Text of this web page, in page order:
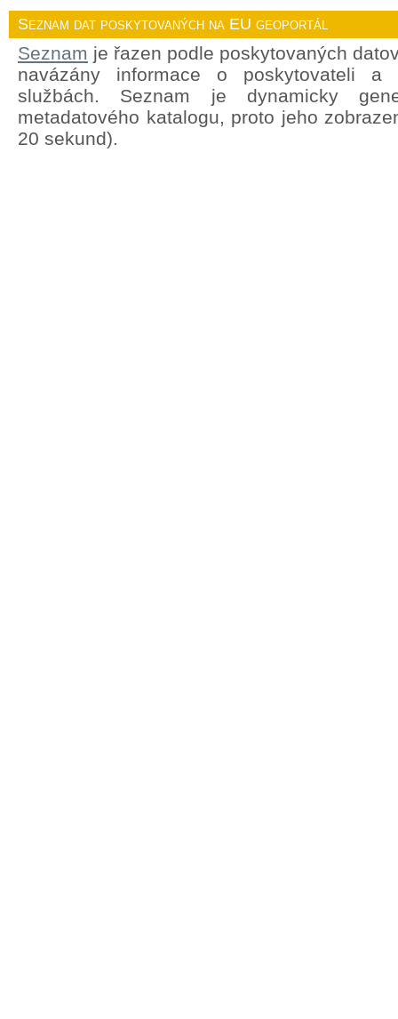
Seznam dat poskytovaných na EU geoportál
Seznam je řazen podle poskytovaných
navázány informace o poskytovateli a
službách. Seznam je dynamicky
metadatového katalogu, proto jeho
20 sekund).